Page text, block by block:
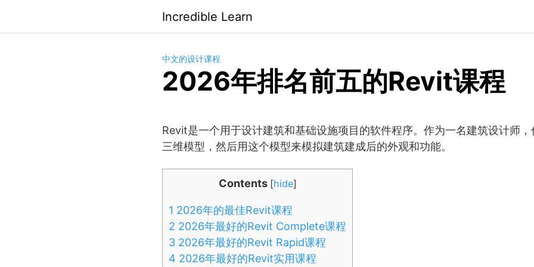
contenido
Incredible Learn
中文的设计课程
2026年排名前五的Revit课程
Revit是一个用于设计建筑和基础设施项目的软件程序。作为一名建筑设计师
三维模型，然后用这个模型来模拟建筑建成后的外观和功能。
Contents [hide]
1 2026年的最佳Revit课程
2 2026年最好的Revit Complete课程
3 2026年最好的Revit Rapid课程
4 2026年最好的Revit实用课程